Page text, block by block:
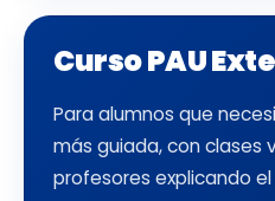
Curso PAU
Para alumnos que
más guiada, con clases
profesores explicando